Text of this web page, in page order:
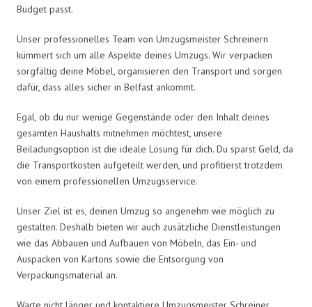
Budget passt.
Unser professionelles Team von Umzugsmeister Schreinern
kümmert sich um alle Aspekte deines Umzugs. Wir verpacken
sorgfältig deine Möbel, organisieren den Transport und sorgen
dafür, dass alles sicher in Belfast ankommt.
Egal, ob du nur wenige Gegenstände oder den Inhalt deines
gesamten Haushalts mitnehmen möchtest, unsere
Beiladungsoption ist die ideale Lösung für dich. Du sparst Geld, da
die Transportkosten aufgeteilt werden, und profitierst trotzdem
von einem professionellen Umzugsservice.
Unser Ziel ist es, deinen Umzug so angenehm wie möglich zu
gestalten. Deshalb bieten wir auch zusätzliche Dienstleistungen
wie das Abbauen und Aufbauen von Möbeln, das Ein- und
Auspacken von Kartons sowie die Entsorgung von
Verpackungsmaterial an.